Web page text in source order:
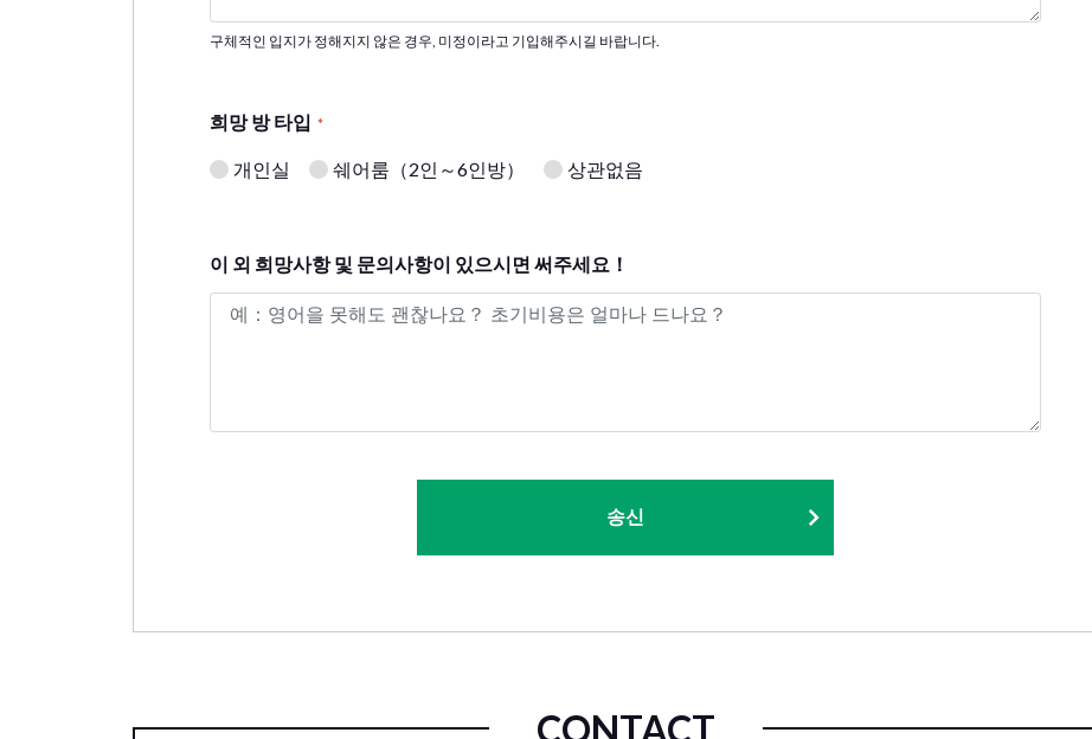
구체적인 입지가 정해지지 않은 경우, 미정이라고 기입해주시길 바랍니다.
희망 방 타입 *
개인실 쉐어룸（2인～6인방） 상관없음
이 외 희망사항 및 문의사항이 있으시면 써주세요！
송신
CONTACT